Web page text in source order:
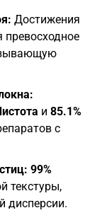
Достижения
превосходное
и 85.1%
с
99%
текстуры,
дисперсии.